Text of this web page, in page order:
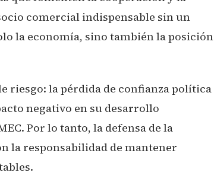
comercial indispensable sin un
la economía, sino también la posición
riesgo: la pérdida de confianza política
negativo en su desarrollo
Por lo tanto, la defensa de la
la responsabilidad de mantener